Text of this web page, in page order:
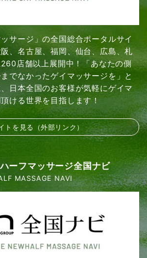
ッサージ」の全国総合ポータルサイ
、名古屋、福岡、仙台、広島、札
店舗以上展開中！「あなたの側
でなかったゲイマッサージを」と
日本全国のお客様が気軽にゲイマ
ける世界を目指します！
トを見る（外部リンク）
ーフマッサージ全国ナビ
MASSAGE NAVI